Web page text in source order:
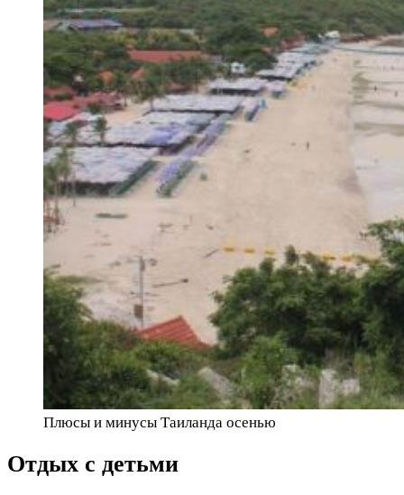
Плюсы и минусы Таиланда осенью
Отдых с детьми